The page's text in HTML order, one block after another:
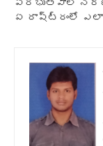
ప్రభుత్వాల
ఏ రాష్ట్రంలో ఎలా